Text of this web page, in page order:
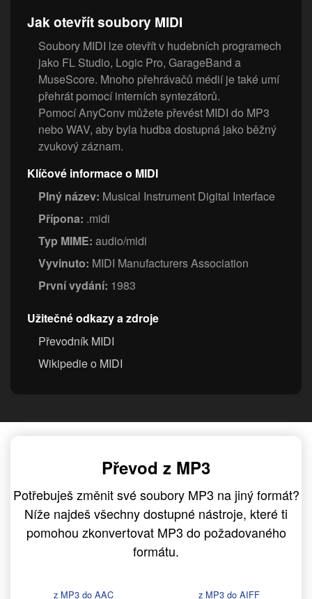
Jak otevřít soubory MIDI
Soubory MIDI lze otevřít v hudebních programech
jako FL Studio, Logic Pro, GarageBand a
MuseScore. Mnoho přehrávačů médií je také umí
přehrát pomocí interních syntezátorů.
Pomocí AnyConv můžete převést MIDI do MP3
nebo WAV, aby byla hudba dostupná jako běžný
zvukový záznam.
Klíčové informace o MIDI
Plný název: Musical Instrument Digital Interface
Přípona: .midi
Typ MIME: audio/midi
Vyvinuto: MIDI Manufacturers Association
První vydání: 1983
Užitečné odkazy a zdroje
Převodník MIDI
Wikipedie o MIDI
Převod z MP3
Potřebuješ změnit své soubory MP3 na jiný formát?
Níže najdeš všechny dostupné nástroje, které ti
pomohou zkonvertovat MP3 do požadovaného
formátu.
z MP3 do AAC
z MP3 do AIFF